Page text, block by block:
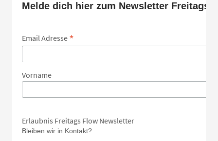
Melde dich hier zum Newsletter Freitags
Email Adresse *
Vorname
Erlaubnis Freitags Flow Newsletter
Bleiben wir in Kontakt?